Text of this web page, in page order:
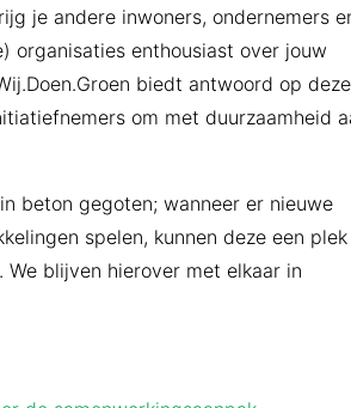
je andere inwoners, ondernemers
organisaties enthousiast over jouw
biedt antwoord op deze
om met duurzaamheid
beton gegoten; wanneer er nieuwe
spelen, kunnen deze een
We blijven hierover met elkaar in